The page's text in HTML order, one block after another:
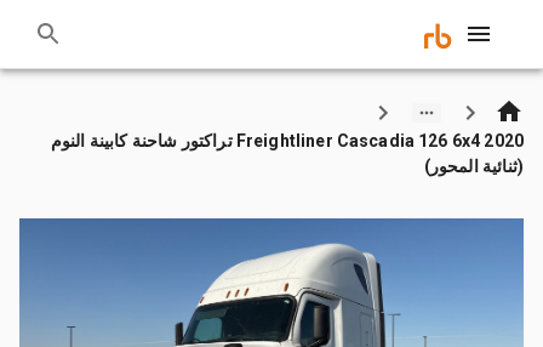
2020 Freightliner Cascadia 126 6x4 تراكتور شاحنة كابينة النوم
(ثنائية المحور)